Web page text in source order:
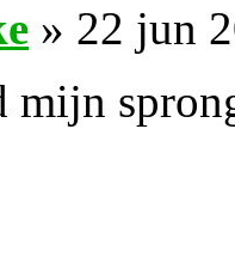
» 22 jun
mijn